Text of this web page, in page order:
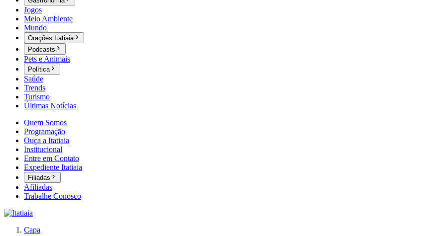
Jogos
Meio Ambiente
Mundo
Orações Itatiaia
Podcasts
Pets e Animais
Política
Saúde
Trends
Turismo
Últimas Notícias
Quem Somos
Programação
Ouça a Itatiaia
Institucional
Entre em Contato
Expediente Itatiaia
Filiadas
Afiliadas
Trabalhe Conosco
Capa